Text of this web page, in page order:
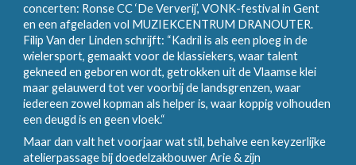
concerten: Ronse CC ‘De Ververij’, VONK-festival in Gent
en een afgeladen vol MUZIEKCENTRUM DRANOUTER.
Filip Van der Linden schrijft: “Kadril is als een ploeg in de
wielersport, gemaakt voor de klassiekers, waar talent
gekneed en geboren wordt, getrokken uit de Vlaamse klei
maar gelauwerd tot ver voorbij de landsgrenzen, waar
iedereen zowel kopman als helper is, waar koppig volhouden
een deugd is en geen vloek.“
Maar dan valt het voorjaar wat stil, behalve een keyzerlijke
atelierpassage bij doedelzakbouwer Arie & zijn